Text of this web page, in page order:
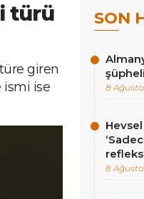
türü
giren
ismi ise
SON
8
refleks
8